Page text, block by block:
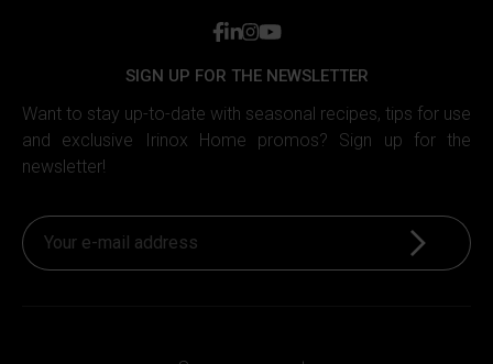
facebook
linkedin
instagram
youtube
SIGN UP FOR THE NEWSLETTER
Want to stay up-to-date with seasonal recipes, tips for use
and exclusive Irinox Home promos? Sign up for the
newsletter!
Sign up